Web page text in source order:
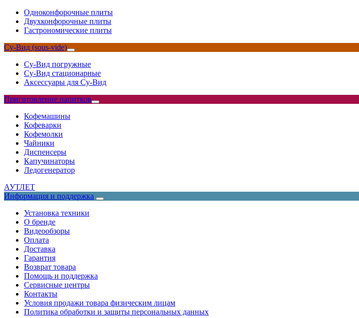
Одноконфорочные плиты
Двухконфорочные плиты
Гастрономические плиты
Су-Вид (sous-vide)
Су-Вид погружные
Су-Вид стационарные
Аксессуары для Су-Вид
Приготовление напитков
Кофемашины
Кофеварки
Кофемолки
Чайники
Диспенсеры
Капучинаторы
Ледогенератор
АУТЛЕТ
Информация и поддержка
Установка техники
О бренде
Видеообзоры
Оплата
Доставка
Гарантия
Возврат товара
Помощь и поддержка
Сервисные центры
Контакты
Условия продажи товара физическим лицам
Политика обработки и защиты персональных данных